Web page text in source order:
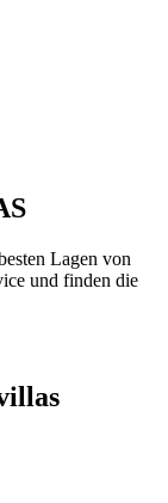
Lagen von
und finden die